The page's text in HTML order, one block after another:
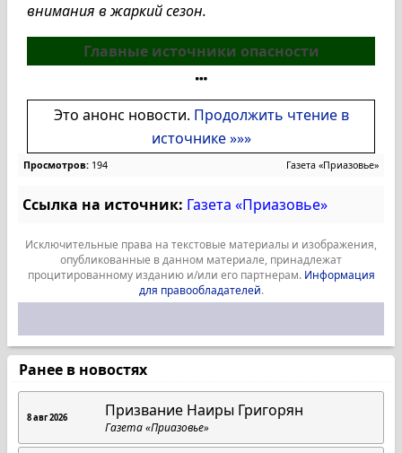
внимания в жаркий сезон.
Главные источники опасности
Это анонс новости. Продолжить чтение в
источнике »»»
Просмотров: 194 Газета «Приазовье»
Ссылка на источник: Газета «Приазовье»
Исключительные права на текстовые материалы и изображения,
опубликованные в данном материале, принадлежат
процитированному изданию и/или его партнерам. Информация
для правообладателей.
Ранее в новостях
8 авг 2026 Призвание Наиры Григорян
Газета «Приазовье»